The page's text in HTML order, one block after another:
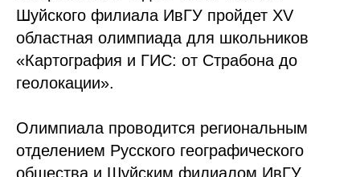
Шуйского филиала ИвГУ пройдет XV
областная олимпиада для школьников
«Картография и ГИС: от Страбона до
геолокации».
Олимпиала проводится региональным
отделением Русского географического
общества и Шуйским филиалом ИвГУ.